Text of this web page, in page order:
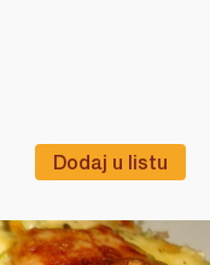
Dodaj u listu